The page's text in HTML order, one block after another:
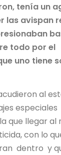
tenía un
las avispan
todo por el
uno tiene
al
especiales
que llegar al
con lo
dentro y